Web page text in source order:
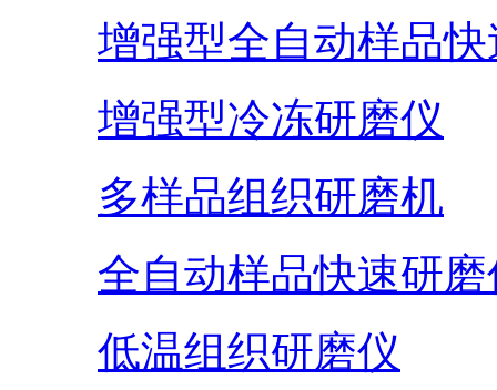
增强型全自动样品
增强型冷冻研磨仪
多样品组织研磨机
全自动样品快速研磨
低温组织研磨仪